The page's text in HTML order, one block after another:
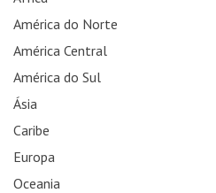
América do Norte
América Central
América do Sul
Ásia
Caribe
Europa
Oceania